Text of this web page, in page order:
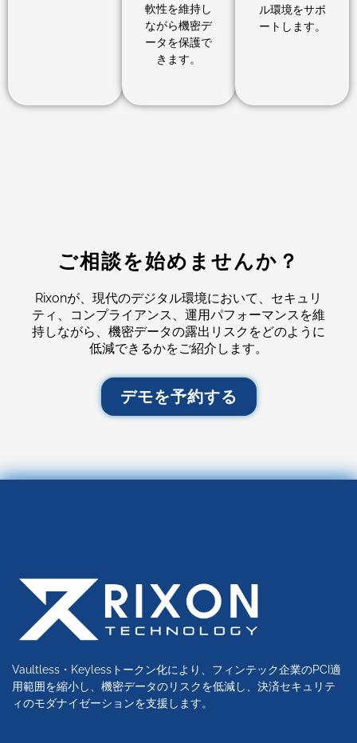
軟性を維持し
ながら機密デ
ータを保護で
きます。
ル環境をサポ
ートします。
ご相談を始めませんか？
Rixonが、現代のデジタル環境において、セキュリ
ティ、コンプライアンス、運用パフォーマンスを維
持しながら、機密データの露出リスクをどのように
低減できるかをご紹介します。
デモを予約する
Vaultless・Keylessトークン化により、フィンテック企業のPCI適
用範囲を縮小し、機密データのリスクを低減し、決済セキュリテ
ィのモダナイゼーションを支援します。